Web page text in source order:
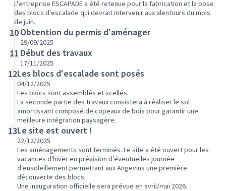
L'entreprise ESCAPADE a été retenue pour la fabrication et la pose
des blocs d'escalade qui devrait intervenir aux alentours du mois
de juin.
10Obtention du permis d'aménager
29/09/2025
11 Début des travaux
17/11/2025
12Les blocs d'escalade sont posés
04/12/2025
Les blocs sont assemblés et scellés.
La seconde partie des travaux consistera à réaliser le sol
amortissant composé de copeaux de bois pour garantir une
meilleure intégration paysagère.
13Le site est ouvert !
22/12/2025
Les aménagements sont terminés. Le site a été ouvert pour les
vacances d'hiver en prévision d'éventuelles journée
d'ensoleillement permettant aux Angevins une première
découverte des blocs.
Une inauguration officielle sera prévue en avril/mai 2026.